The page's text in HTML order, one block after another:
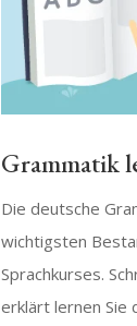
Grammatik
Die deutsche
wichtigsten
Sprachkurses.
erklärt lernen Sie